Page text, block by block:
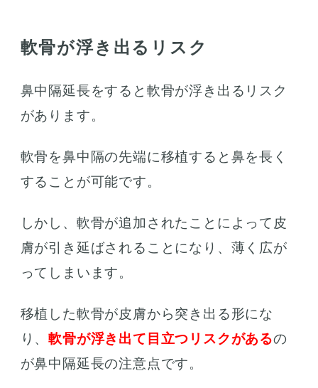
軟骨が浮き出るリスク
鼻中隔延長をすると軟骨が浮き出るリスク
があります。
軟骨を鼻中隔の先端に移植すると鼻を長く
することが可能です。
しかし、軟骨が追加されたことによって皮
膚が引き延ばされることになり、薄く広が
ってしまいます。
移植した軟骨が皮膚から突き出る形にな
り、軟骨が浮き出て目立つリスクがあるの
が鼻中隔延長の注意点です。